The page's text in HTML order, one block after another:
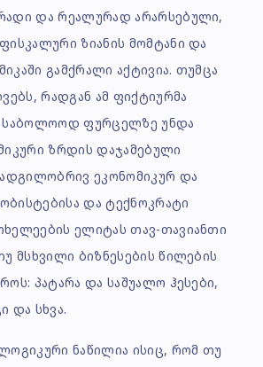
და რეალურად არარსებული,
ზიანის მომტანი და
გამქრალი აქტივია. თუმცა
რადგან ამ ფიქტიურმა
საბოლოოდ ფურცელზე უნდა
ზრდის დაჯამებული
ეკონომიკურ და
და ტექნოკრატი
ელიტას თავ-თავიანთი
მსხვილი ბიზნესების წილების
პატარა და საშუალო ჰესები,
და სხვა.
ნაწილია ისიც, რომ თუ